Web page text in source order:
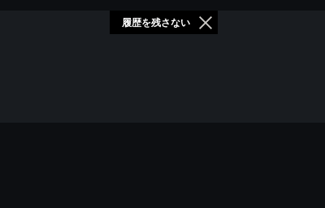
履歴を残さない